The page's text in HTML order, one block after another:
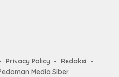
Privacy Policy
Redaksi
Media Siber